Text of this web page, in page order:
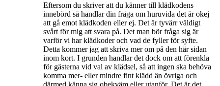
Eftersom du skriver att du känner till klädkodens
innebörd så handlar din fråga om huruvida det är okej
att gå emot klädkoden eller ej. Det är tyvärr väldigt
svårt för mig att svara på. Det man bör fråga sig är
varför vi har klädkoder och vad de fyller för syfte.
Detta kommer jag att skriva mer om på den här sidan
inom kort. I grunden handlar det dock om att förenkla
för gästerna vid val av klädsel, så att ingen ska behöva
komma mer- eller mindre fint klädd än övriga och
därmed känna sig obekväm eller utanför. Det är det